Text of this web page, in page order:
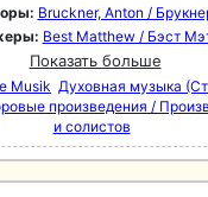
Bruckner, Anton /
Best Matthew / Бэст
Показать больше
Musik Духовная музыка
произведения /
и солистов